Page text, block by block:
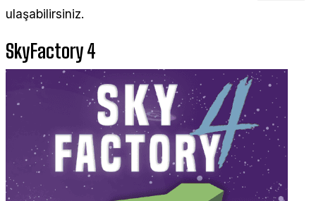
ulaşabilirsiniz.
SkyFactory 4